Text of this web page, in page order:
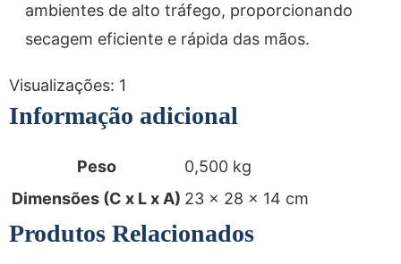
ambientes de alto tráfego, proporcionando
secagem eficiente e rápida das mãos.
Visualizações: 1
Informação adicional
Peso
0,500 kg
Dimensões (C x L x A) 23 × 28 × 14 cm
Produtos Relacionados